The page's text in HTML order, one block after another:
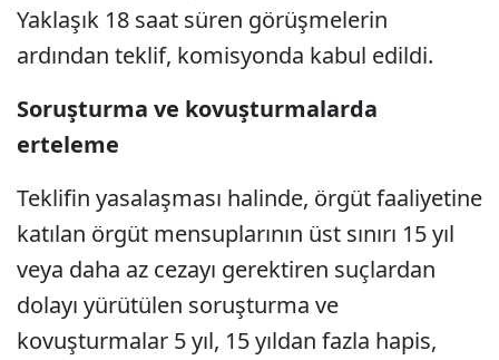
Yaklaşık 18 saat süren görüşmelerin
ardından teklif, komisyonda kabul edildi.
Soruşturma ve kovuşturmalarda
erteleme
Teklifin yasalaşması halinde, örgüt faaliyetine
katılan örgüt mensuplarının üst sınırı 15 yıl
veya daha az cezayı gerektiren suçlardan
dolayı yürütülen soruşturma ve
kovuşturmalar 5 yıl, 15 yıldan fazla hapis,